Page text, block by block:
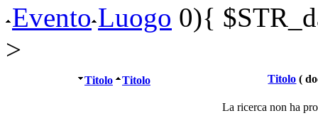
Evento Luogo 0){
>
Titolo Titolo Titolo (
La ricerca non ha